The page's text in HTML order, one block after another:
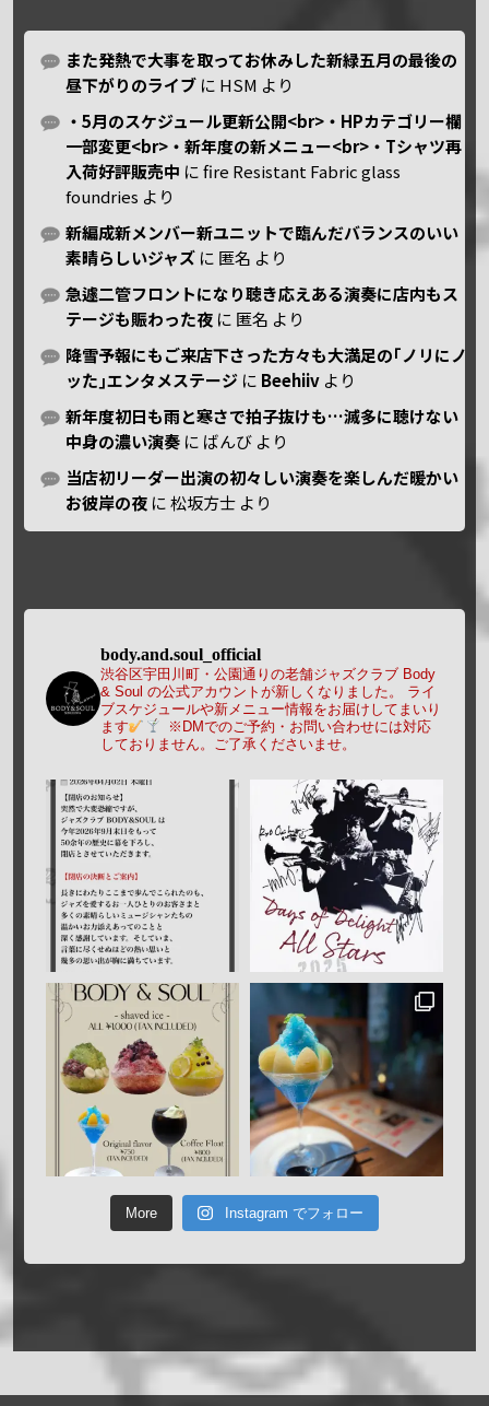
また発熱で大事を取ってお休みした新緑五月の最後の
昼下がりのライブ に HSM より
・5月のスケジュール更新公開<br>・HPカテゴリー欄
一部変更<br>・新年度の新メニュー<br>・Tシャツ再
入荷好評販売中 にfire Resistant Fabric glass
foundries より
新編成新メンバー新ユニットで臨んだバランスのいい
素晴らしいジャズ に 匿名 より
急遽二管フロントになり聴き応えある演奏に店内もス
テージも賑わった夜 に 匿名 より
降雪予報にもご来店下さった方々も大満足の｢ノリにノ
ッた｣エンタメステージ に Beehiiv より
新年度初日も雨と寒さで拍子抜けも…滅多に聴けない
中身の濃い演奏 に ばんび より
当店初リーダー出演の初々しい演奏を楽しんだ暖かい
お彼岸の夜 に松坂方士 より
body.and.soul_official
渋谷区宇田川町・公園通りの老舗ジャズクラブ Body
& Soul の公式アカウントが新しくなりました。
ライ
ブスケジュールや新メニュー情報をお届けしてまいり
ます
※DMでのご予約・お問い合わせには対応
しておりません。ご了承くださいませ。
More Instagram でフォロー